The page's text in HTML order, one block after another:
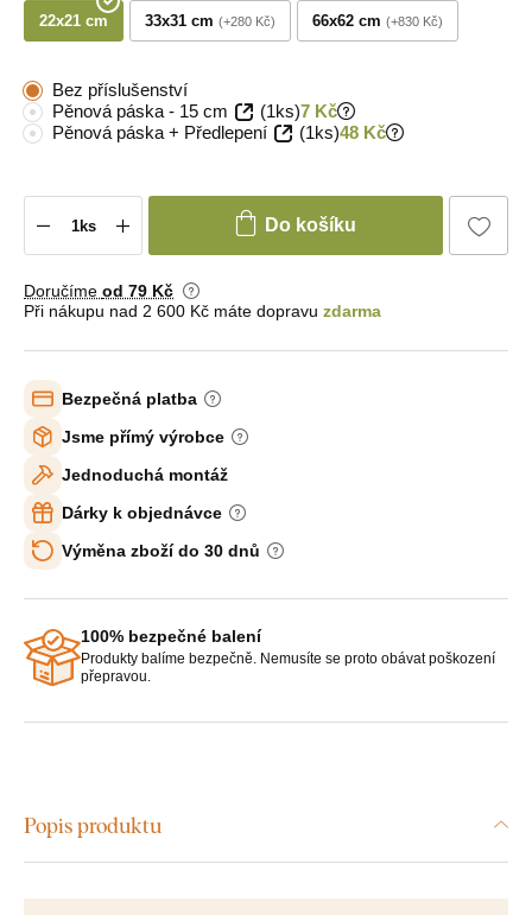
22x21 cm 33x31 cm +280 Kč 66x62 cm +830 Kč
Bez příslušenství
Pěnová páska - 15 cm
(1ks)7 Kč
Pěnová páska + Předlepení
(1ks)48 Kč
Do košíku
Doručíme od 79 Kč
Při nákupu nad 2 600 Kč máte dopravu zdarma
Bezpečná platba
Jsme přímý výrobce
Jednoduchá montáž
Dárky k objednávce
Výměna zboží do 30 dnů
100% bezpečné balení
Produkty balíme bezpečně. Nemusíte se proto obávat poškození
přepravou.
Popis produktu